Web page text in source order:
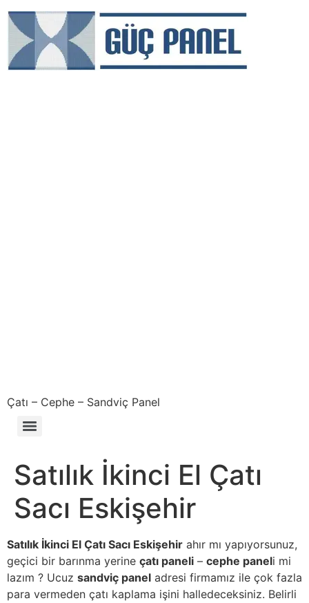
Çatı – Cephe – Sandviç Panel
Satılık İkinci El Çatı
Sacı Eskişehir
Satılık İkinci El Çatı Sacı Eskişehir ahır mı yapıyorsunuz,
geçici bir barınma yerine çatı paneli – cephe paneli mi
lazım ? Ucuz sandviç panel adresi firmamız ile çok fazla
para vermeden çatı kaplama işini halledeceksiniz. Belirli